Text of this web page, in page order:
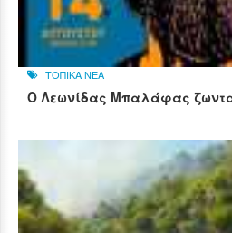
ΤΟΠΙΚΑ ΝΕΑ
Ο Λεωνίδας Μπαλάφας